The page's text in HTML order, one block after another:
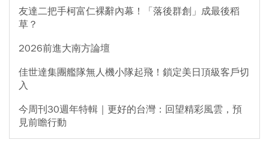
友達二把手柯富仁裸辭內幕！「落後群創」成最後稻
草？
2026前進大南方論壇
佳世達集團艦隊無人機小隊起飛！鎖定美日頂級客戶切
入
今周刊30週年特輯｜更好的台灣：回望精彩風雲，預
見前瞻行動